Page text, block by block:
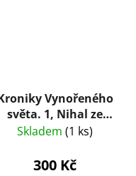
Vynořeného
světa. 1, Nihal ze
Země větrů
Skladem (1 ks)
300 Kč